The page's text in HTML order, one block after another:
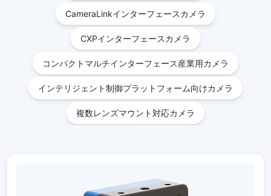
CameraLinkインターフェースカメラ
CXPインターフェースカメラ
コンパクトマルチインターフェース産業用カメラ
インテリジェント制御プラットフォーム向けカメラ
複数レンズマウント対応カメラ